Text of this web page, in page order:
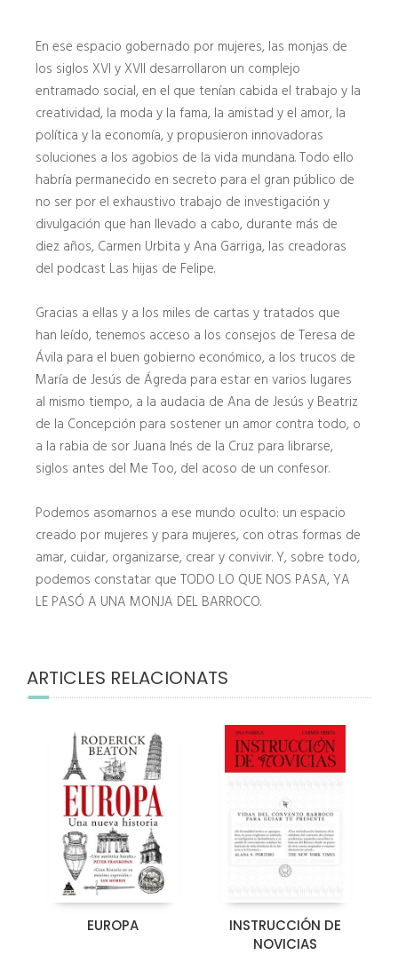
En ese espacio gobernado por mujeres, las monjas de
los siglos XVI y XVII desarrollaron un complejo
entramado social, en el que tenían cabida el trabajo y la
creatividad, la moda y la fama, la amistad y el amor, la
política y la economía, y propusieron innovadoras
soluciones a los agobios de la vida mundana. Todo ello
habría permanecido en secreto para el gran público de
no ser por el exhaustivo trabajo de investigación y
divulgación que han llevado a cabo, durante más de
diez años, Carmen Urbita y Ana Garriga, las creadoras
del podcast Las hijas de Felipe.
Gracias a ellas y a los miles de cartas y tratados que
han leído, tenemos acceso a los consejos de Teresa de
Ávila para el buen gobierno económico, a los trucos de
María de Jesús de Ágreda para estar en varios lugares
al mismo tiempo, a la audacia de Ana de Jesús y Beatriz
de la Concepción para sostener un amor contra todo, o
a la rabia de sor Juana Inés de la Cruz para librarse,
siglos antes del Me Too, del acoso de un confesor.
Podemos asomarnos a ese mundo oculto: un espacio
creado por mujeres y para mujeres, con otras formas de
amar, cuidar, organizarse, crear y convivir. Y, sobre todo,
podemos constatar que TODO LO QUE NOS PASA, YA
LE PASÓ A UNA MONJA DEL BARROCO.
ARTICLES RELACIONATS
EUROPA
INSTRUCCIÓN DE
NOVICIAS